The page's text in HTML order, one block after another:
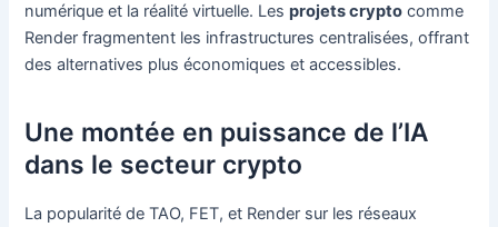
numérique et la réalité virtuelle. Lesprojets crypto comme
Render fragmentent les infrastructures centralisées, offrant
des alternatives plus économiques et accessibles.
Une montée en puissance de l’IA
dans le secteur crypto
La popularité de TAO, FET, et Render sur les réseaux